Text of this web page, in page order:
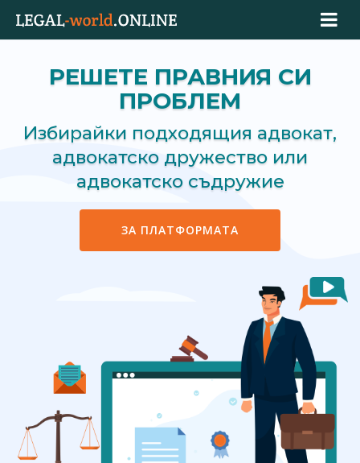
РЕШЕТЕ ПРАВНИЯ СИ
ПРОБЛЕМ
Избирайки подходящия адвокат,
адвокатско дружество или
адвокатско съдружие
ЗА ПЛАТФОРМАТА